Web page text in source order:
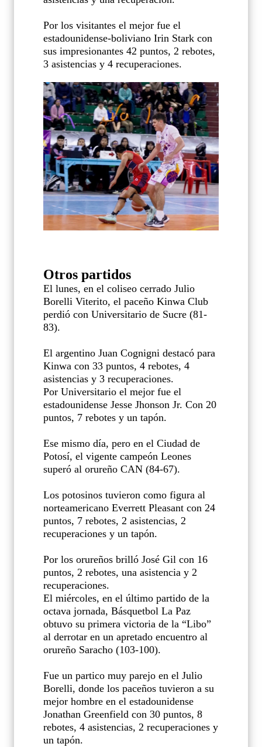
Por los visitantes el mejor fue el
estadounidense-boliviano Irin Stark con
sus impresionantes 42 puntos, 2 rebotes,
3 asistencias y 4 recuperaciones.
Otros partidos
El lunes, en el coliseo cerrado Julio
Borelli Viterito, el paceño Kinwa Club
perdió con Universitario de Sucre (81-
83).
El argentino Juan Cognigni destacó para
Kinwa con 33 puntos, 4 rebotes, 4
asistencias y 3 recuperaciones.
Por Universitario el mejor fue el
estadounidense Jesse Jhonson Jr. Con 20
puntos, 7 rebotes y un tapón.
Ese mismo día, pero en el Ciudad de
Potosí, el vigente campeón Leones
superó al orureño CAN (84-67).
Los potosinos tuvieron como figura al
norteamericano Everrett Pleasant con 24
puntos, 7 rebotes, 2 asistencias, 2
recuperaciones y un tapón.
Por los orureños brilló José Gil con 16
puntos, 2 rebotes, una asistencia y 2
recuperaciones.
El miércoles, en el último partido de la
octava jornada, Básquetbol La Paz
obtuvo su primera victoria de la “Libo”
al derrotar en un apretado encuentro al
orureño Saracho (103-100).
Fue un partico muy parejo en el Julio
Borelli, donde los paceños tuvieron a su
mejor hombre en el estadounidense
Jonathan Greenfield con 30 puntos, 8
rebotes, 4 asistencias, 2 recuperaciones y
un tapón.